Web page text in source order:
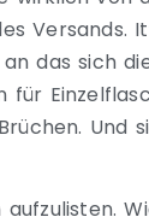
Versands.
das sich
Und